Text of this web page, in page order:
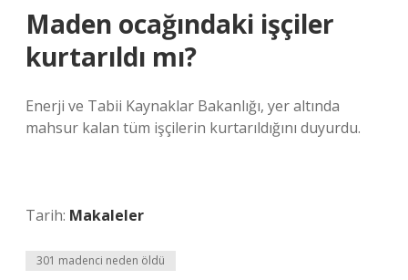
Maden ocağındaki işçiler
kurtarıldı mı?
Enerji ve Tabii Kaynaklar Bakanlığı, yer altında
mahsur kalan tüm işçilerin kurtarıldığını duyurdu.
Tarih: Makaleler
301 madenci neden öldü